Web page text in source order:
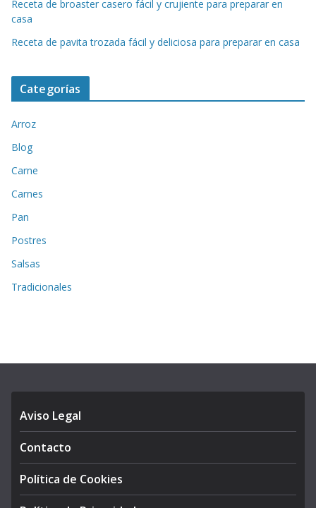
Receta de broaster casero fácil y crujiente para preparar en
casa
Receta de pavita trozada fácil y deliciosa para preparar en casa
Categorías
Arroz
Blog
Carne
Carnes
Pan
Postres
Salsas
Tradicionales
Aviso Legal
Contacto
Política de Cookies